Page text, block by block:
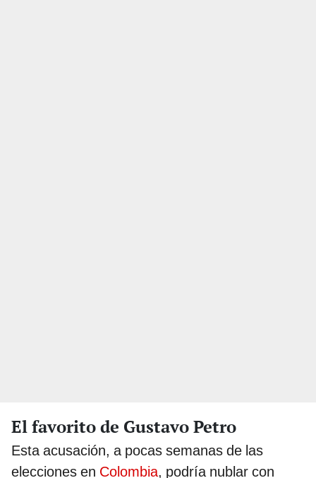
El favorito de Gustavo Petro
Esta acusación, a pocas semanas de las
elecciones en Colombia, podría nublar con